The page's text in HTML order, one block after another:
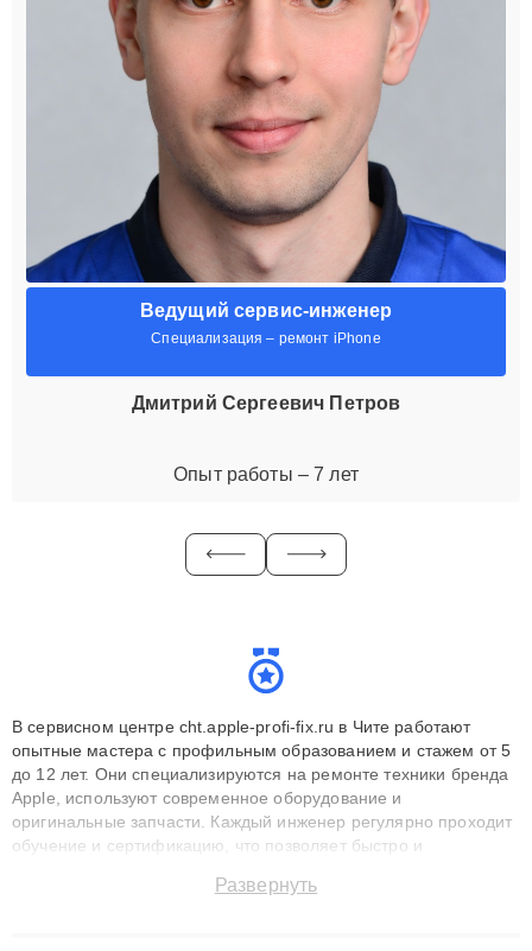
Ведущий сервис-инженер
Специализация – ремонт iPhone
Дмитрий Сергеевич Петров
Опыт работы – 7 лет
В сервисном центре cht.apple-profi-fix.ru в Чите работают
опытные мастера с профильным образованием и стажем от 5
до 12 лет. Они специализируются на ремонте техники бренда
Apple, используют современное оборудование и
оригинальные запчасти. Каждый инженер регулярно проходит
обучение и сертификацию, что позволяет быстро и
сохранением гарантии до 3 лет. Наши мастера решают
Развернуть